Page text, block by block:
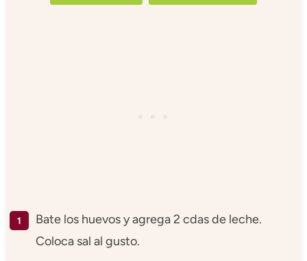
Bate los huevos y agrega 2 cdas de leche.
Coloca sal al gusto.